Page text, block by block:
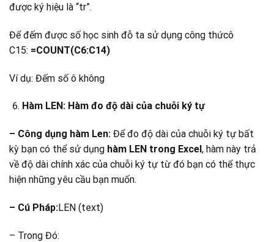
được ký hiệu là “tr”.
Để đếm được số học sinh đỗ ta sử dụng công thứcô
C15: =COUNT(C6:C14)
Ví dụ: Đếm số ô không
Hàm LEN: Hàm đo độ dài của chuỗi ký tự
– Công dụng hàm Len: Để đo độ dài của chuỗi ký tự bất
kỳ bạn có thể sử dụng hàm LEN trong Excel , hàm này trả
về độ dài chính xác của chuỗi ký tự từ đó bạn có thể thực
hiện những yêu cầu bạn muốn.
– Cú Pháp:LEN (text)
– Trong Đó: